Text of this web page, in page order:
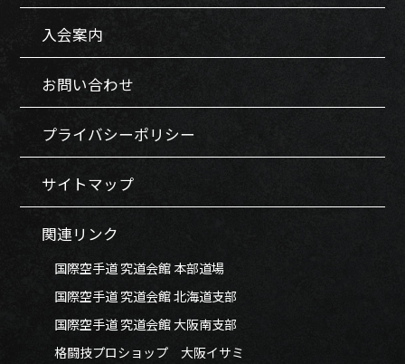
入会案内
お問い合わせ
プライバシーポリシー
サイトマップ
関連リンク
国際空手道 究道会館 本部道場
国際空手道 究道会館 北海道支部
国際空手道 究道会館 大阪南支部
格闘技プロショップ 大阪イサミ